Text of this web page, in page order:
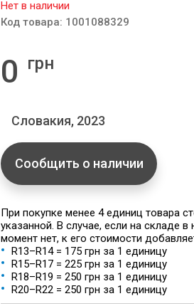
Нет в наличии
Код товара: 1001088329
0 грн
Словакия, 2023
Сообщить о наличии
При покупке менее 4 единиц товара
указанной. В случае, если на складе
момент нет, к его стоимости
R13–R14 = 175 грн за 1 единицу
R15–R17 = 225 грн за 1 единицу
R18–R19 = 250 грн за 1 единицу
R20–R22 = 250 грн за 1 единицу